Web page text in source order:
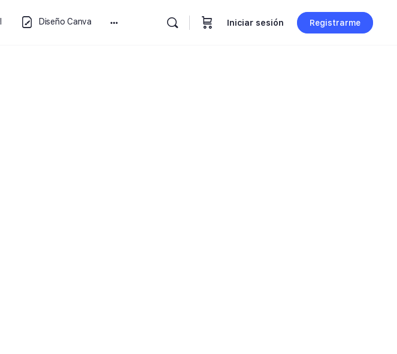
Diseño Canva Iniciar sesión Registrarme